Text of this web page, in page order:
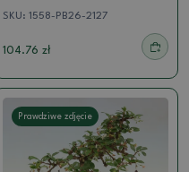
SKU: 1558-PB26-2127
104.76 zł
Prawdziwe zdjęcie